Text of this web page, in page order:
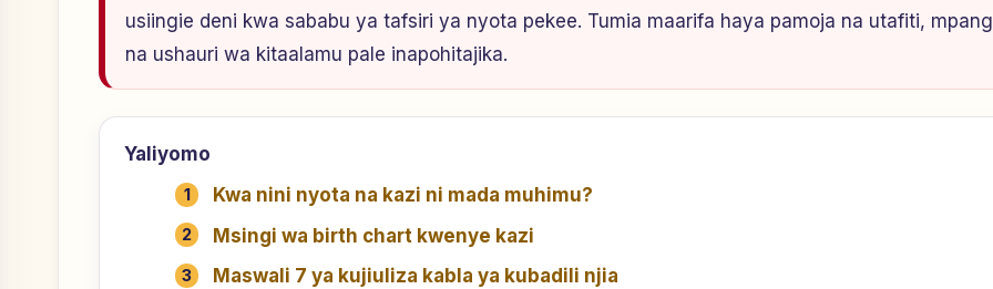
usiingie deni kwa sababu ya tafsiri ya nyota pekee. Tumia maarifa haya pamoja na utafiti,
na ushauri wa kitaalamu pale inapohitajika.
Yaliyomo
Kwa nini nyota na kazi ni mada muhimu?
Msingi wa birth chart kwenye kazi
Maswali 7 ya kujiuliza kabla ya kubadili njia